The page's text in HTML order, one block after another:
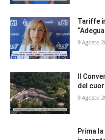
Tariffe
9 Agosto
Il
del
9 Agosto
Prima